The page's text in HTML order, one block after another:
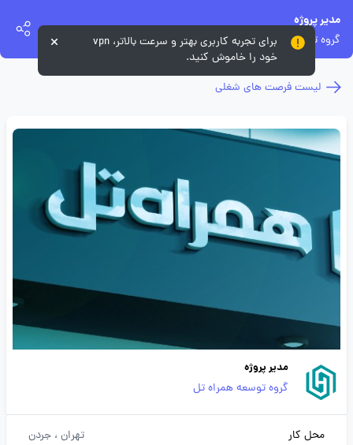
مدیر پروژه
گروه توسعه همراه تل
لیست فرصت های شغلی
مدیر پروژه
گروه توسعه همراه تل
محل کار تهران ، جردن
برای تجربه کاربری بهتر و سرعت بالاتر، vpn
خود را خاموش کنید.